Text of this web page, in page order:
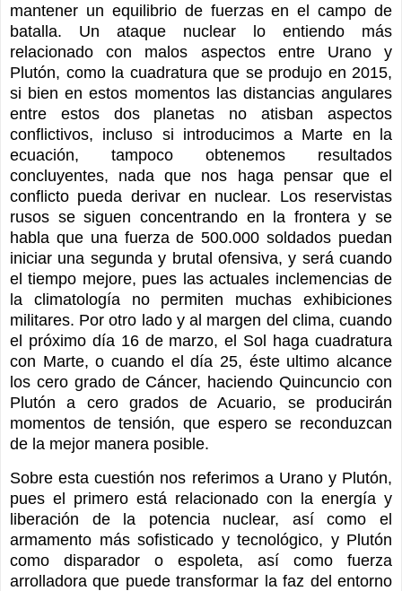
mantener un equilibrio de fuerzas en el campo de
batalla. Un ataque nuclear lo entiendo más
relacionado con malos aspectos entre Urano y
Plutón, como la cuadratura que se produjo en 2015,
si bien en estos momentos las distancias angulares
entre estos dos planetas no atisban aspectos
conflictivos, incluso si introducimos a Marte en la
ecuación, tampoco obtenemos resultados
concluyentes, nada que nos haga pensar que el
conflicto pueda derivar en nuclear. Los reservistas
rusos se siguen concentrando en la frontera y se
habla que una fuerza de 500.000 soldados puedan
iniciar una segunda y brutal ofensiva, y será cuando
el tiempo mejore, pues las actuales inclemencias de
la climatología no permiten muchas exhibiciones
militares. Por otro lado y al margen del clima, cuando
el próximo día 16 de marzo, el Sol haga cuadratura
con Marte, o cuando el día 25, éste ultimo alcance
los cero grado de Cáncer, haciendo Quincuncio con
Plutón a cero grados de Acuario, se producirán
momentos de tensión, que espero se reconduzcan
de la mejor manera posible.
Sobre esta cuestión nos referimos a Urano y Plutón,
pues el primero está relacionado con la energía y
liberación de la potencia nuclear, así como el
armamento más sofisticado y tecnológico, y Plutón
como disparador o espoleta, así como fuerza
arrolladora que puede transformar la faz del entorno